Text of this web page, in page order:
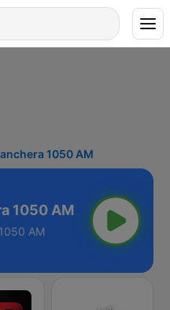
1050 AM
1050 AM
AM